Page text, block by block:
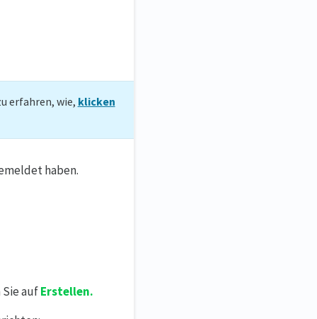
erfahren, wie, klicken
haben.
aufErstellen.